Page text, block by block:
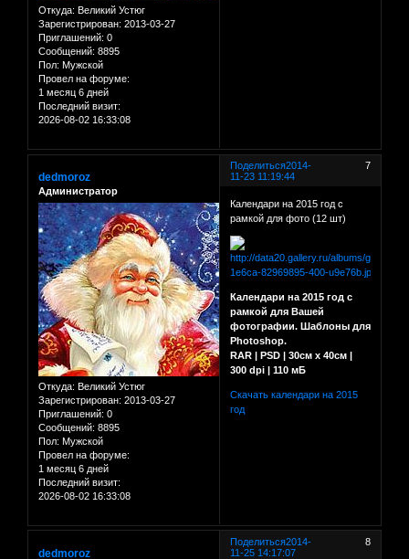
Откуда: Великий Устюг
Зарегистрирован: 2013-03-27
Приглашений: 0
Сообщений: 8895
Пол: Мужской
Провел на форуме:
1 месяц 6 дней
Последний визит:
2026-08-02 16:33:08
Поделиться 7
2014-
11-23 11:19:44
dedmoroz
Администратор
Откуда: Великий Устюг
Зарегистрирован: 2013-03-27
Приглашений: 0
Сообщений: 8895
Пол: Мужской
Провел на форуме:
1 месяц 6 дней
Последний визит:
2026-08-02 16:33:08
Календари на 2015 год с
рамкой для фото (12 шт)
Календари на 2015 год с
рамкой для Вашей
фотографии. Шаблоны для
Photoshop.
RAR | PSD | 30см х 40см |
300 dpi | 110 мБ
Скачать календари на 2015
год
Поделиться 8
2014-
11-25 14:17:07
dedmoroz